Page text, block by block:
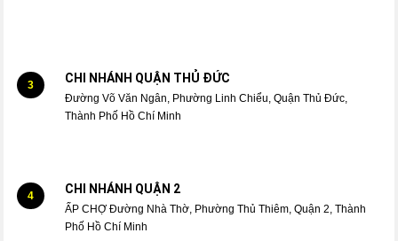
3 CHI NHÁNH QUẬN THỦ ĐỨC
Đường Võ Văn Ngân, Phường Linh Chiểu, Quận Thủ Đức,
Thành Phố Hồ Chí Minh
4 CHI NHÁNH QUẬN 2
ẤP CHỢ Đường Nhà Thờ, Phường Thủ Thiêm, Quận 2, Thành
Phố Hồ Chí Minh